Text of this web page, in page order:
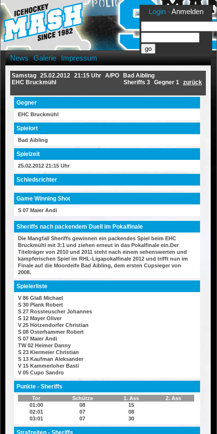
News Galerie Impressum
Samstag 25.02.2012 21:15 Uhr A/PO
Bad Aibling
EHC Bruckmühl
zurück
Sheriffs 3 Gegner 1
Gegner
EHC Bruckmühl
Spielort
Bad Aibling
Spielzeit
25.02.2012 21:15 Uhr
Schiedsrichter
Game Winning Shot
S 07 Maier Andi
Sheriffs nach packendem Duell im Pokalfinale
Die Mangfall Sheriffs gewinnen ein packendes Spiel beim EHC
Bruckmühl mit 3:1 und ziehen erneut in das Pokalfinale ein.Der
Titelträger von 2010 und 2011 steht nach einem sehenswerten und
kämpferischen Spiel im RHL-Ligapokalfinale 2012 und trifft nun im
Finale auf die Moordeife Bad Aibling, dem ersten Cupsieger von
2008.
Spielerliste
V 86 Glaß Michael
S 30 Plank Robert
S 27 Rossteuscher Johannes
S 12 Mayer Oliver
V 25 Hötzendorfer Christian
S 08 Osterhammer Robert
S 07 Maier Andi
TW 02 Heimer Danny
S 23 Kiermeier Christian
S 13 Kaufman Aleksander
V 15 Kammerloher Basti
V 05 Cupo Sandro
Punkte - Sheriffs
Tor Schütze 1. Ass
2. Ass
01:00
08
15
02:01
07
08
03:01
07 30
Strafzeiten - Sheriffs
Login -Anmelden